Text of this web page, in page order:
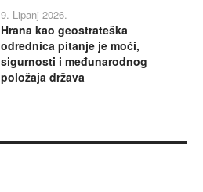
9. Lipanj 2026.
Hrana kao geostrateška
odrednica pitanje je moći,
sigurnosti i međunarodnog
položaja država